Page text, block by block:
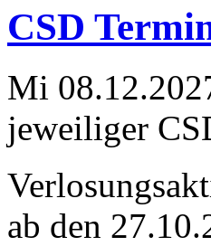
CSD
Mi
jeweiliger
ab den